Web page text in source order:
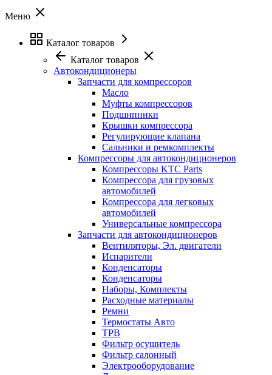
Меню
Каталог товаров
Каталог товаров
Автокондиционеры
Запчасти для компрессоров
Масло
Муфты компрессоров
Подшипники
Крышки компрессора
Регулирующие клапана
Сальники и ремкомплекты
Компрессоры для автокондиционеров
Компрессоры KTC Parts
Компрессора для грузовых
автомобилей
Компрессора для легковых
автомобилей
Универсальные компрессора
Запчасти для автокондиционеров
Вентиляторы, Эл. двигатели
Испарители
Конденсаторы
Конденсаторы
Наборы, Комплекты
Расходные материалы
Ремни
Термостаты Авто
ТРВ
Фильтр осушитель
Фильтр салонный
Электрооборудование